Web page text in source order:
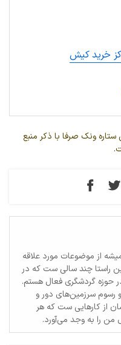
خرید کیش
ونک صرفا با ذکر منبع
از موضوعات مورد علاقه
راستا چند سالی ست که در
حوزه گردشگری فعال هستم.
رسوم سرزمین‌های دور و
از کارهایی ست که هر
را به وجد می‌آورد.